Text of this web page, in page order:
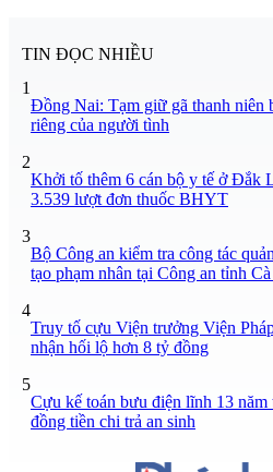
TIN ĐỌC NHIỀU
1
Đồng Nai: Tạm giữ gã thanh niên
riêng của người tình
2
Khởi tố thêm 6 cán bộ y tế ở Đắk
3.539 lượt đơn thuốc BHYT
3
Bộ Công an kiểm tra công tác
tạo phạm nhân tại Công an tỉnh
4
Truy tố cựu Viện trưởng Viện
nhận hối lộ hơn 8 tỷ đồng
5
Cựu kế toán bưu điện lĩnh 13
đồng tiền chi trả an sinh